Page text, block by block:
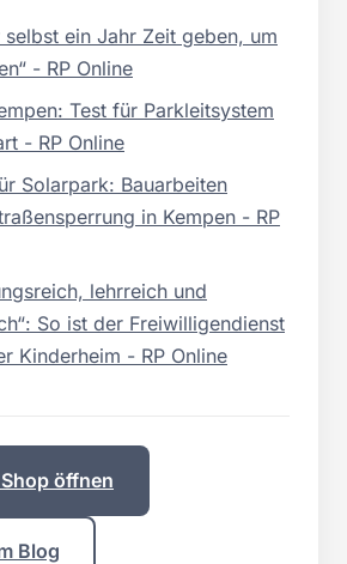
selbst ein Jahr Zeit geben, um
- RP Online
Test für Parkleitsystem
- RP Online
Solarpark: Bauarbeiten
in Kempen - RP
lehrreich und
So ist der Freiwilligendienst
Kinderheim - RP Online
öffnen
Blog